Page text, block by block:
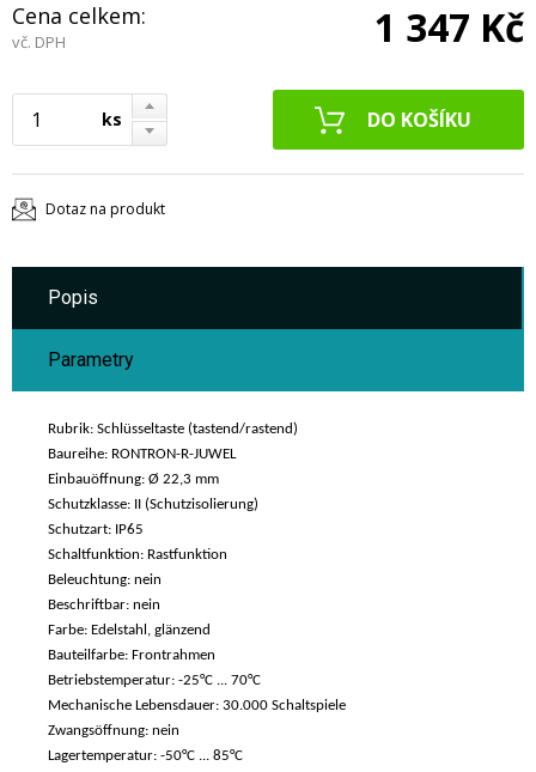
Cena celkem:
vč. DPH 1 347 Kč
ks
Dotaz na produkt
Popis
Parametry
Rubrik: Schlüsseltaste (tastend/rastend)
Baureihe: RONTRON-R-JUWEL
Einbauöffnung: Ø 22,3 mm
Schutzklasse: II (Schutzisolierung)
Schutzart: IP65
Schaltfunktion: Rastfunktion
Beleuchtung: nein
Beschriftbar: nein
Farbe: Edelstahl, glänzend
Bauteilfarbe: Frontrahmen
Betriebstemperatur: -25°C ... 70°C
Mechanische Lebensdauer: 30.000 Schaltspiele
Zwangsöffnung: nein
Lagertemperatur: -50°C ... 85°C